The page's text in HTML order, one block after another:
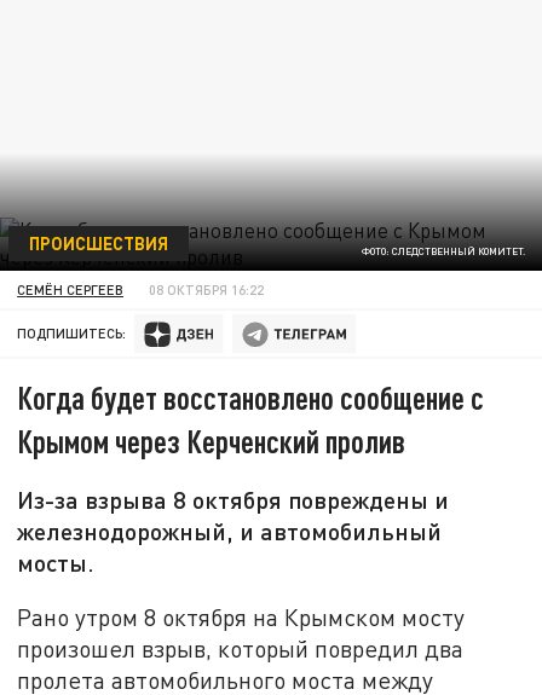
ФОТО: СЛЕДСТВЕННЫЙ КОМИТЕТ.
ПРОИСШЕСТВИЯ
СЕМЁН СЕРГЕЕВ 08 ОКТЯБРЯ 16:22
ПОДПИШИТЕСЬ:
Когда будет восстановлено сообщение с
Крымом через Керченский пролив
Из-за взрыва 8 октября повреждены и
железнодорожный, и автомобильный
мосты.
Рано утром 8 октября на Крымском мосту
произошел взрыв, который повредил два
пролета автомобильного моста между